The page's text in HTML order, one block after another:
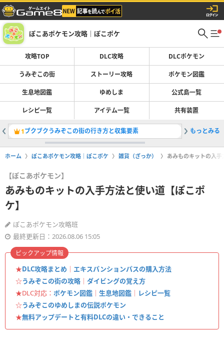
ぽこあポケモン攻略｜ぽこポケ
攻略TOP DLC攻略 DLCポケモン
うみぞこの街 ストーリー攻略 ポケモン図鑑
生息地図鑑 ゆめしま 公式島一覧
レシピ一覧 アイテム一覧 共有装置
1ブクブクうみぞこの街の行き方と収集要素 2ブクブ
もっとみる
ホーム ぽこあポケモン攻略｜ぽこポケ 雑貨（ざっか） あみものキットの入
【ぽこあポケモン】
あみものキットの入手方法と使い道【ぽこポ
ケ】
ぽこあポケモン攻略班
最終更新日：2026.08.06 15:05
★DLC攻略まとめ ｜ エキスパンションパスの購入方法
☆うみぞこの街の攻略 ｜ ダイビングの覚え方
★DLC対応： ポケモン図鑑 ｜ 生息地図鑑 ｜ レシピ一覧
☆うみぞこのゆめしまの伝説ポケモン
★無料アップデートと有料DLCの違い・できること
ピックアップ情報